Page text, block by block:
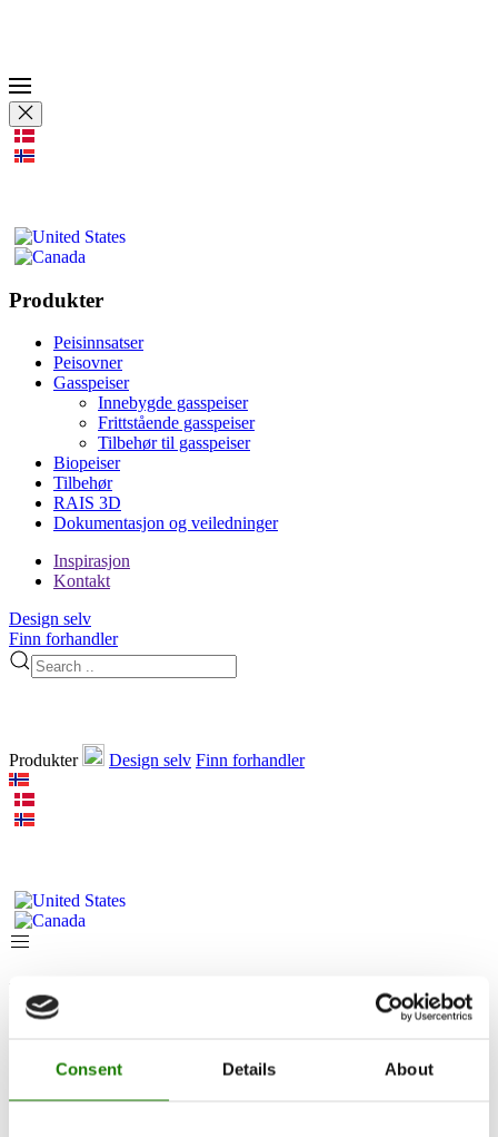
Consent Details About
Produkter
Peisinnsatser
Peisovner
Gasspeiser
Innebygde gasspeiser
Frittstående gasspeiser
Tilbehør til gasspeiser
Biopeiser
Tilbehør
RAIS 3D
Dokumentasjon og veiledninger
Inspirasjon
Kontakt
Design selv
Finn forhandler
Produkter Design selv Finn forhandler
Produkter
Gasspeiser